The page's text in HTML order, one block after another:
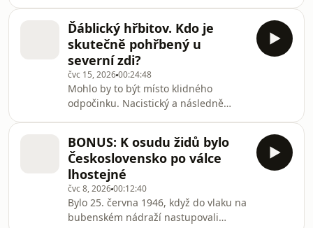
Hlasy paměti můžete pohodlně
poslouchat v mobilní
Pankráci a skončit právě na Ďáblickém
hřbitově. Prokázat se ale podařilo jen
dva takové dětské osudy. Zbytek
pohřebených těl patří dětem, které
přišly na svět předčasně, nebo se
narodily mrtvé. Výzkum ale pořád
není u konce. Čas od času se znovu
objevuje další velké téma – exhumovat
ostatky
Ďáblický hřbitov. Kdo je
skutečně pohřbený u
severní zdi?
čvc 15, 202600:24:48
Mohlo by to být místo klidného
odpočinku. Nacistický a následně
tady se nacisté i komunisté zbavovali
těl popravených odbojářů, vlastenců a
politických vězňů. A protože v historii
není nouze o paradoxy, leží tu vedle
obětí i někteří z pachatelů. Kolik lidí je
tady ale pohřbených a o koho
BONUS: K osudu židů bylo
Československo po válce
lhostejné
čvc 8, 202600:12:40
Bylo 25. června 1946, když do vlaku na
bubenském nádraží nastupovali